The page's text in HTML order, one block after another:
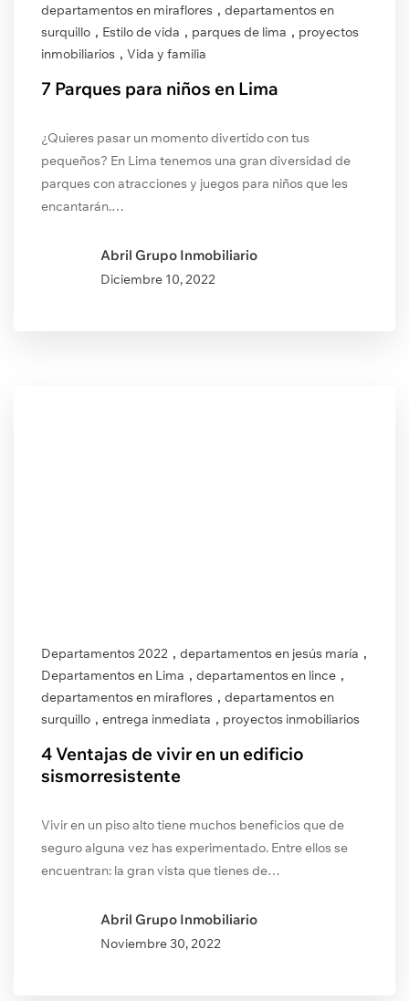
departamentos en miraflores , departamentos en
surquillo , Estilo de vida , parques de lima , proyectos
inmobiliarios , Vida y familia
7 Parques para niños en Lima
¿Quieres pasar un momento divertido con tus
pequeños? En Lima tenemos una gran diversidad de
parques con atracciones y juegos para niños que les
encantarán.…
Abril Grupo Inmobiliario
Diciembre 10, 2022
Departamentos 2022 , departamentos en jesús maría ,
Departamentos en Lima , departamentos en lince ,
departamentos en miraflores , departamentos en
surquillo , entrega inmediata , proyectos inmobiliarios
4 Ventajas de vivir en un edificio
sismorresistente
Vivir en un piso alto tiene muchos beneficios que de
seguro alguna vez has experimentado. Entre ellos se
encuentran: la gran vista que tienes de…
Abril Grupo Inmobiliario
Noviembre 30, 2022